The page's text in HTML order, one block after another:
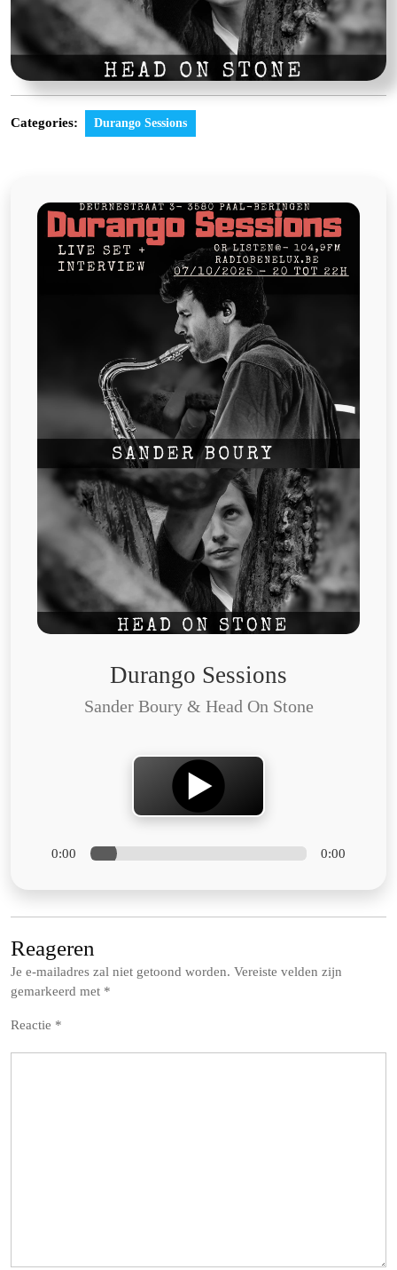
Categories: Durango Sessions
Durango Sessions
Sander Boury & Head On Stone
0:00 0:00
Reageren
Je e-mailadres zal niet getoond worden. Vereiste velden zijn
gemarkeerd met *
Reactie *